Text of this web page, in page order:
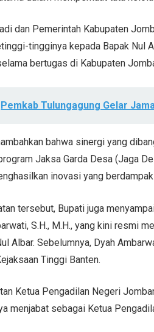
dan Pemerintah Kabupaten
tingginya kepada Bapak Nul
bertugas di Kabupaten
Pemkab Tulungagung Gelar
bahwa sinergi yang
Jaksa Garda Desa (Jaga
inovasi yang
tersebut, Bupati juga
S.H., M.H., yang kini resmi
Albar. Sebelumnya, Dyah
Tinggi Banten.
Ketua Pengadilan Negeri
menjabat sebagai Ketua